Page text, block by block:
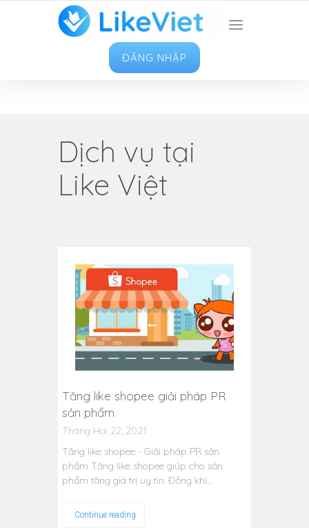
TOP 1 ỨNG DỤNG TĂNG LIKE HAY NHẤT VIỆT
NAM
ĐĂNG NHẬP
Dịch vụ tại
Like Việt
Tăng like shopee giải pháp PR
sản phẩm
Tháng Hai 22, 2021
Tăng like shopee - Giải pháp PR sản
phẩm Tăng like shopee giúp cho sản
phẩm tăng giá trị uy tin. Đồng khi…
Continue reading